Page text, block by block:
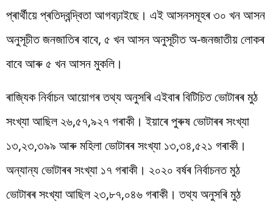
প্ৰাৰ্থীয়ে প্ৰতিদ্বন্দ্বিতা আগবঢ়াইছে। এই আসনসমূহৰ ৩০ খন আসন
অনুসূচীত জনজাতিৰ বাবে, ৫ খন আসন অনুসূচীত অ-জনজাতীয় লোকৰ
বাবে আৰু ৫ খন আসন মুকলি।
ৰাজ্যিক নিৰ্বাচন আয়োগৰ তথ্য অনুসৰি এইবাৰ বিটিচিত ভোটাৰৰ মুঠ
সংখ্যা আছিল ২৬,৫৭,৯২৭ গৰাকী। ইয়াৰে পুৰুষ ভোটাৰৰ সংখ্যা
১৩,২৩,৩৯৯ আৰু মহিলা ভোটাৰৰ সংখ্যা ১৩,৩৪,৫২১ গৰাকী।
অন্যান্য ভোটাৰৰ সংখ্যা ১৭ গৰাকী। ২০২০ বৰ্ষৰ নিৰ্বাচনত মুঠ
ভোটাৰৰ সংখ্যা আছিল ২৩,৮৭,০৪৬ গৰাকী। তথ্য অনুসৰি মুঠ